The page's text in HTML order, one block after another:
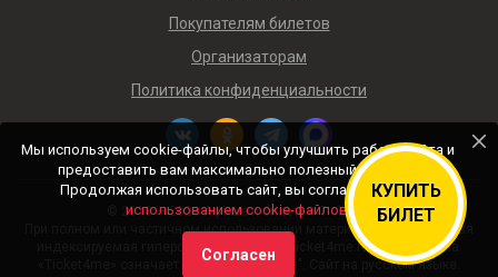
КУПИТЬ
БИЛЕТ
Покупателям билетов
Организаторам
Политика конфиденциальности
© 2018 — 2026 Афиша и билеты «Ticket4me»
При полном или частичном использовании материалов сайта прямая
индексируемая гиперссылка на https://ticket4me.ru/ обязательна.
«Ticket4me» означает "Билеты для меня". Сайт на русском языке.
Мы используем cookie-файлы, чтобы улучшить работу сайта и
предоставить вам максимально полезный контент.
Продолжая использовать сайт, вы соглашаетесь с
использованием cookie-файлов.
Согласен